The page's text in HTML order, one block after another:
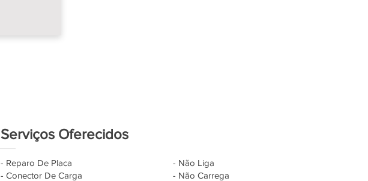
Serviços Oferecidos
- Reparo De Placa
- Conector De Carga
- Não Liga
- Não Carrega